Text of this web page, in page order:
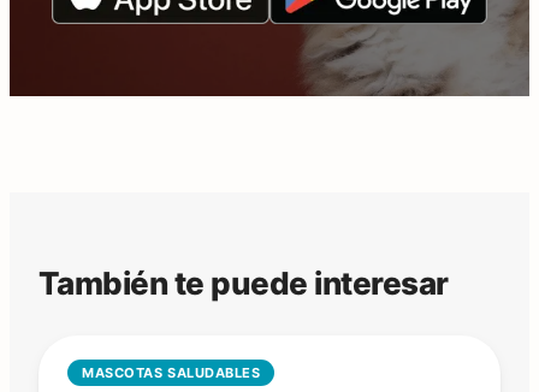
También te puede interesar
MASCOTAS SALUDABLES